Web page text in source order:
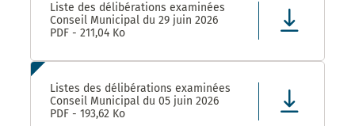
Liste des délibérations examinées
Conseil Municipal du 29 juin 2026
PDF - 211,04 Ko
Listes des délibérations examinées
Conseil Municipal du 05 juin 2026
PDF - 193,62 Ko